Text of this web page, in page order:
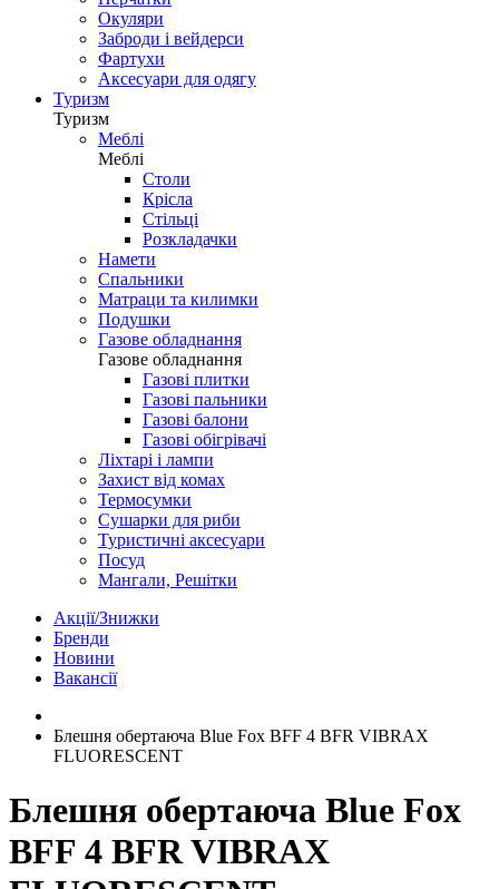
Окуляри
Заброди і вейдерси
Фартухи
Аксесуари для одягу
Туризм
Туризм
Меблі
Меблі
Столи
Крісла
Стільці
Розкладачки
Намети
Спальники
Матраци та килимки
Подушки
Газове обладнання
Газове обладнання
Газові плитки
Газові пальники
Газові балони
Газові обігрівачі
Ліхтарі і лампи
Захист від комах
Термосумки
Сушарки для риби
Туристичні аксесуари
Посуд
Мангали, Решітки
Акції/Знижки
Бренди
Новини
Вакансії
Блешня обертаюча Blue Fox BFF 4 BFR VIBRAX
FLUORESCENT
Блешня обертаюча Blue Fox
BFF 4 BFR VIBRAX